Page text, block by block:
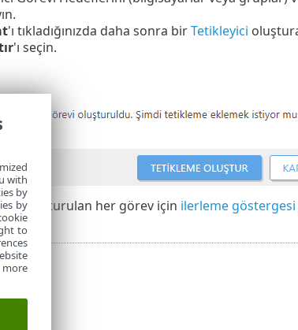
'ı tıkladığınızda daha sonra birTetikleyici
'ı seçin.
, oluşturulan her görev için ilerleme
with
by
by
to